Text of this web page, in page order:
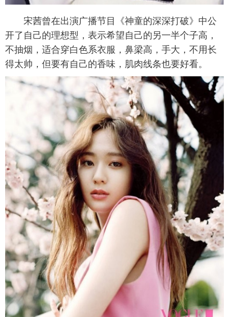
宋茜曾在出演广播节目《神童的深深打破》中公
开了自己的理想型，表示希望自己的另一半个子高，
不抽烟，适合穿白色系衣服，鼻梁高，手大，不用长
得太帅，但要有自己的香味，肌肉线条也要好看。